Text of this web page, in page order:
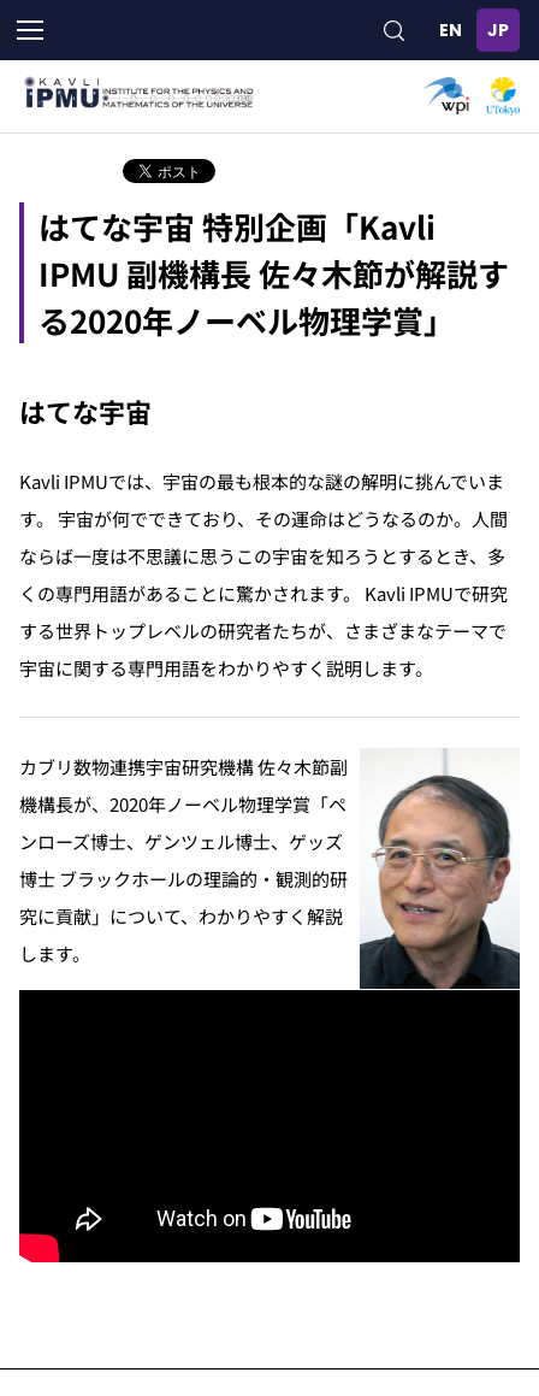
メ
イ
ン
はてな宇宙 特別企画「Kavli
IPMU 副機構長 佐々木節が解説す
る2020年ノーベル物理学賞」
はてな宇宙
Kavli IPMUでは、宇宙の最も根本的な謎の解明に挑んでいま
す。 宇宙が何でできており、その運命はどうなるのか。人間
ならば一度は不思議に思うこの宇宙を知ろうとするとき、多
くの専門用語があることに驚かされます。 Kavli IPMUで研究
する世界トップレベルの研究者たちが、さまざまなテーマで
宇宙に関する専門用語をわかりやすく説明します。
カブリ数物連携宇宙研究機構 佐々木節副
機構長が、2020年ノーベル物理学賞「ペ
ンローズ博士、ゲンツェル博士、ゲッズ
博士 ブラックホールの理論的・観測的研
究に貢献」について、わかりやすく解説
します。